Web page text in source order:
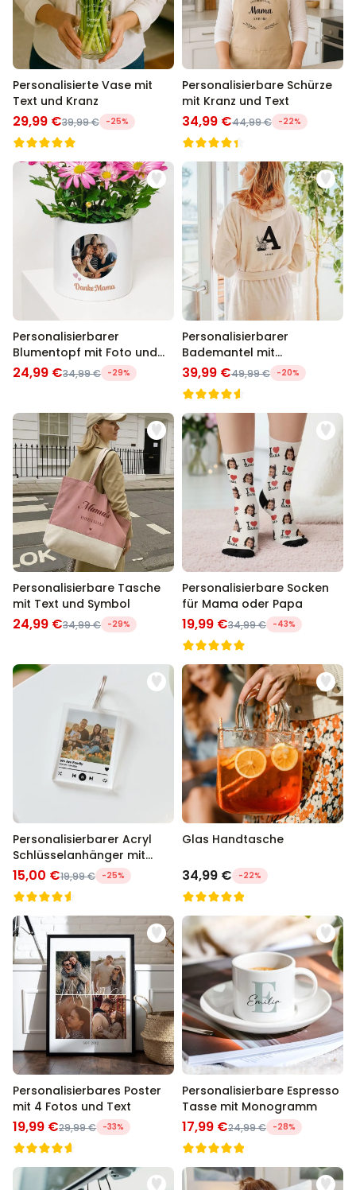
Personalisierte Vase mit
Text und Kranz
29,99 €39,99 € -25%
Personalisierbare Schürze
mit Kranz und Text
34,99 €44,99 € -22%
Personalisierbarer
Blumentopf mit Foto und
Text
24,99 €34,99 € -29%
Personalisierbarer
Bademantel mit
Monogramm
39,99 €49,99 € -20%
Personalisierbare Tasche
mit Text und Symbol
24,99 €34,99 € -29%
Personalisierbare Socken
für Mama oder Papa
19,99 €34,99 € -43%
Personalisierbarer Acryl
Schlüsselanhänger mit
Foto und Song
15,00 €19,99 € -25%
Glas Handtasche
34,99 € -22%
Personalisierbares Poster
mit 4 Fotos und Text
19,99 €29,99 € -33%
Personalisierbare Espresso
Tasse mit Monogramm
17,99 €24,99 € -28%